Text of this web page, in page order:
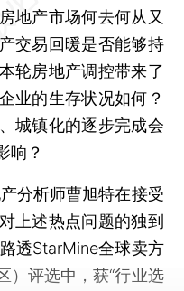
地产市场何去何从又
交易回暖是否能够持
轮房地产调控带来了
业的生存状况如何？
城镇化的逐步完成会
响？
析师曹旭特在接受
上述热点问题的独到
透StarMine全球卖方
）评选中，获“行业选